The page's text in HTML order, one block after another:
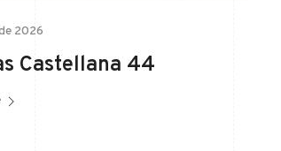
2026
Castellana 44